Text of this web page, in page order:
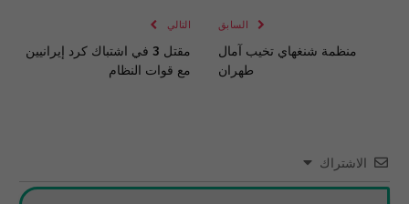
السابق
منظمة شنغهاي تخيب آمال
طهران
التالي
مقتل 3 في اشتباك كرد إيرانيين
مع قوات النظام
الاشتراك